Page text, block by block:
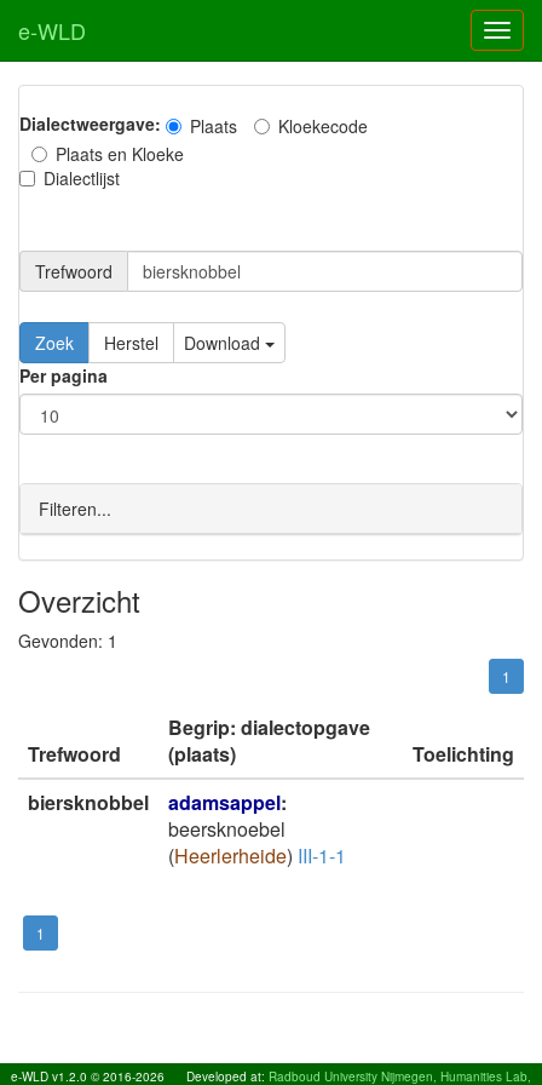
e-WLD
Dialectweergave: Plaats
Kloekecode
Plaats en Kloeke
Dialectlijst
Trefwoord
Download
Per pagina
Filteren...
Overzicht
Gevonden: 1
1
Trefwoord
Begrip: dialectopgave
(plaats)
Toelichting
biersknobbel
adamsappel:
beersknoebel
(Heerlerheide) III-1-1
1
e-WLD v1.2.0 © 2016-2026 Developed at: Radboud University Nijmegen, Humanities Lab,